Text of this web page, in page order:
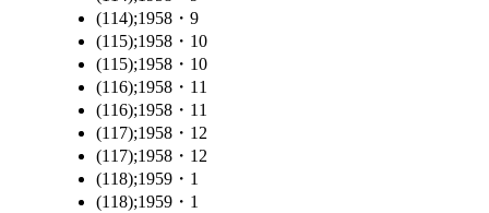
(114);1958・9
(115);1958・10
(115);1958・10
(116);1958・11
(116);1958・11
(117);1958・12
(117);1958・12
(118);1959・1
(118);1959・1